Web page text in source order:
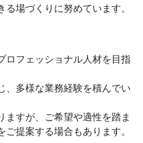
場づくりに努めています。
ロフェッショナル人材を目指
、多様な業務経験を積んでい
ますが、ご希望や適性を踏ま
提案する場合もあります。